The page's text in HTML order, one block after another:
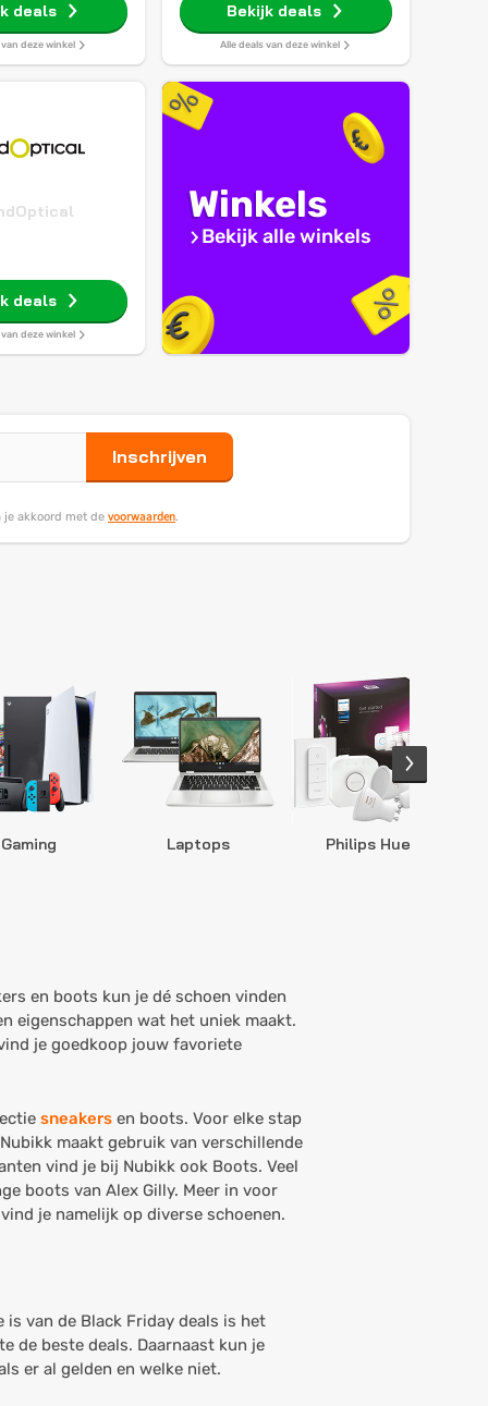
deals
deze winkel
Bekijk deals
Alle deals van deze winkel
deals
deze winkel
Winkels
Bekijk alle winkels
Inschrijven
akkoord met de voorwaarden.
Gaming Laptops Philips Hue
en boots kun je dé schoen vinden
eigenschappen wat het uniek maakt.
je goedkoop jouw favoriete
sneakers en boots. Voor elke stap
maakt gebruik van verschillende
vind je bij Nubikk ook Boots. Veel
boots van Alex Gilly. Meer in voor
je namelijk op diverse schoenen.
van de Black Friday deals is het
de beste deals. Daarnaast kun je
er al gelden en welke niet.